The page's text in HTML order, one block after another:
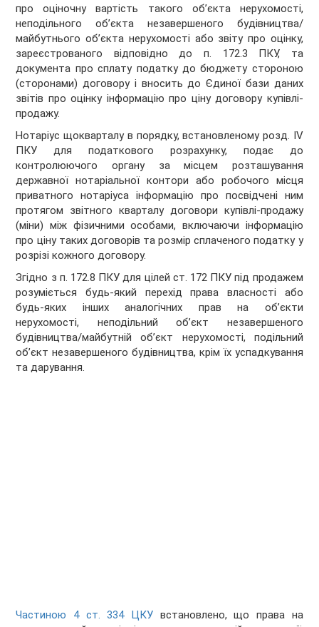
про оціночну вартість такого об’єкта нерухомості,
неподільного об’єкта незавершеного будівництва/
майбутнього об’єкта нерухомості або звіту про оцінку,
зареєстрованого відповідно до п. 172.3 ПКУ, та
документа про сплату податку до бюджету стороною
(сторонами) договору і вносить до Єдиної бази даних
звітів про оцінку інформацію про ціну договору купівлі-
продажу.
Нотаріус щокварталу в порядку, встановленому розд. ІV
ПКУ для податкового розрахунку, подає до
контролюючого органу за місцем розташування
державної нотаріальної контори або робочого місця
приватного нотаріуса інформацію про посвідчені ним
протягом звітного кварталу договори купівлі-продажу
(міни) між фізичними особами, включаючи інформацію
про ціну таких договорів та розмір сплаченого податку у
розрізі кожного договору.
Згідно з п. 172.8 ПКУ для цілей ст. 172 ПКУ під продажем
розуміється будь-який перехід права власності або
будь-яких інших аналогічних прав на об’єкти
нерухомості, неподільний об’єкт незавершеного
будівництва/майбутній об’єкт нерухомості, подільний
об’єкт незавершеного будівництва, крім їх успадкування
та дарування.
Частиною 4 ст. 334 ЦКУ встановлено, що права на